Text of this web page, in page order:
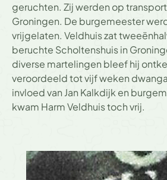
geruchten. Zij werden op
Groningen. De burgemeester
vrijgelaten. Veldhuis zat
beruchte Scholtenshuis in
diverse martelingen bleef hij
veroordeeld tot vijf weken
invloed van Jan Kalkdijk en
kwam Harm Veldhuis toch vrij.